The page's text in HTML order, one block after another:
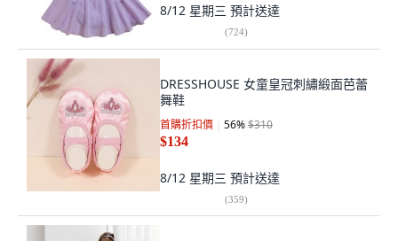
8/12 星期三 預計送達
(724)
DRESSHOUSE 女童皇冠刺繡緞面芭蕾
舞鞋
首購折扣價 56%$310
$134
8/12 星期三 預計送達
(359)